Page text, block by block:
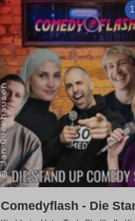
Comedyflash - Die